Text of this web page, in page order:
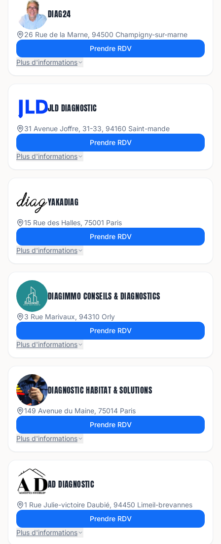
DIAG24
26 Rue de la Marne, 94500 Champigny-sur-marne
Prendre RDV
Plus d'informations
JLD DIAGNOSTIC
31 Avenue Joffre, 31-33, 94160 Saint-mande
Prendre RDV
Plus d'informations
YAKADIAG
15 Rue des Halles, 75001 Paris
Prendre RDV
Plus d'informations
DIAGIMMO CONSEILS & DIAGNOSTICS
3 Rue Marivaux, 94310 Orly
Prendre RDV
Plus d'informations
DIAGNOSTIC HABITAT & SOLUTIONS
149 Avenue du Maine, 75014 Paris
Prendre RDV
Plus d'informations
AD DIAGNOSTIC
1 Rue Julie-victoire Daubié, 94450 Limeil-brevannes
Prendre RDV
Plus d'informations